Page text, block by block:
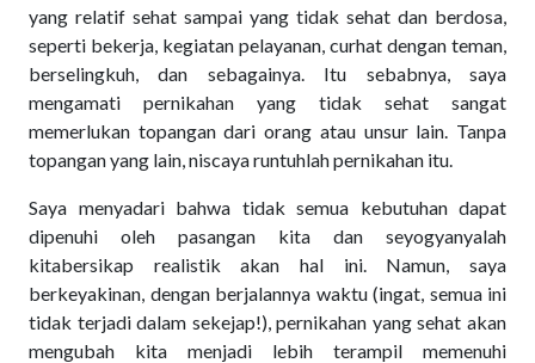
yang relatif sehat sampai yang tidak sehat dan berdosa,
seperti bekerja, kegiatan pelayanan, curhat dengan teman,
berselingkuh, dan sebagainya. Itu sebabnya, saya
mengamati pernikahan yang tidak sehat sangat
memerlukan topangan dari orang atau unsur lain. Tanpa
topangan yang lain, niscaya runtuhlah pernikahan itu.
Saya menyadari bahwa tidak semua kebutuhan dapat
dipenuhi oleh pasangan kita dan seyogyanyalah
kitabersikap realistik akan hal ini. Namun, saya
berkeyakinan, dengan berjalannya waktu (ingat, semua ini
tidak terjadi dalam sekejap!), pernikahan yang sehat akan
mengubah kita menjadi lebih terampil memenuhi